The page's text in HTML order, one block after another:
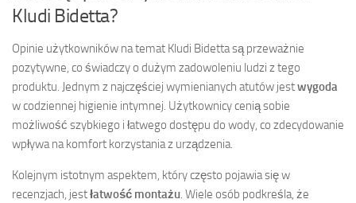
Kludi Bidetta?
Opinie użytkowników na temat Kludi Bidetta są przeważnie
pozytywne, co świadczy o dużym zadowoleniu ludzi z tego
produktu. Jednym z najczęściej wymienianych atutów jestwygoda
w codziennej higienie intymnej. Użytkownicy cenią sobie
możliwość szybkiego i łatwego dostępu do wody, co zdecydowanie
wpływa na komfort korzystania z urządzenia.
Kolejnym istotnym aspektem, który często pojawia się w
recenzjach, jestłatwość montażu. Wiele osób podkreśla, że